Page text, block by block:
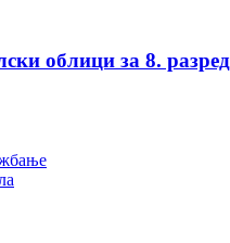
облици за 8. разред